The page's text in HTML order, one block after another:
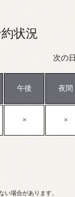
状況
次の日
午後 夜間
い場合があります。